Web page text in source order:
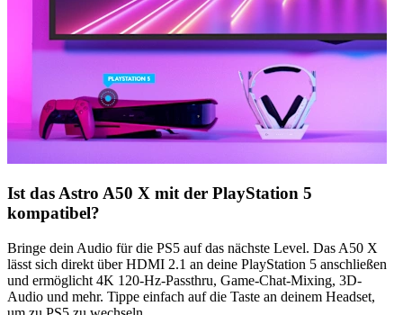
Ist das Astro A50 X mit der PlayStation 5
kompatibel?
Bringe dein Audio für die PS5 auf das nächste Level. Das A50 X
lässt sich direkt über HDMI 2.1 an deine PlayStation 5 anschließen
und ermöglicht 4K 120-Hz-Passthru, Game-Chat-Mixing, 3D-
Audio und mehr. Tippe einfach auf die Taste an deinem Headset,